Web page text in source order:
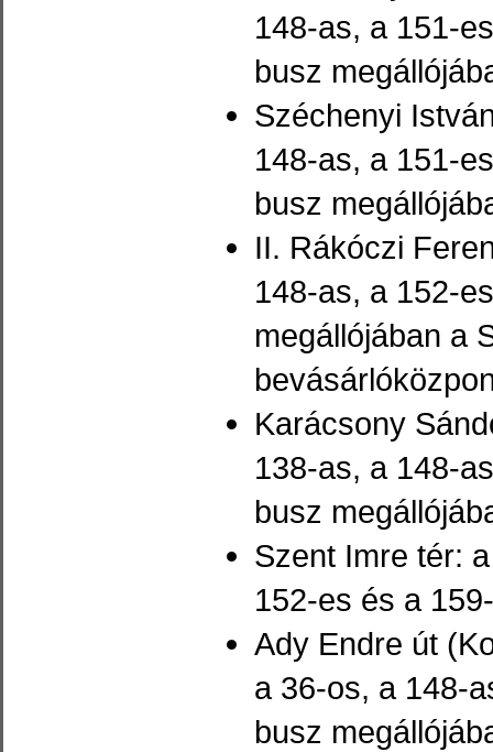
148-as, a 151-
busz
Széchenyi
148-as, a 151-
busz
II. Rákóczi
148-as, a 152-
megállójában a
Karácsony
138-as, a 148-
busz
Szent Imre tér:
152-es és a
Ady Endre út
a 36-os, a 148-
busz